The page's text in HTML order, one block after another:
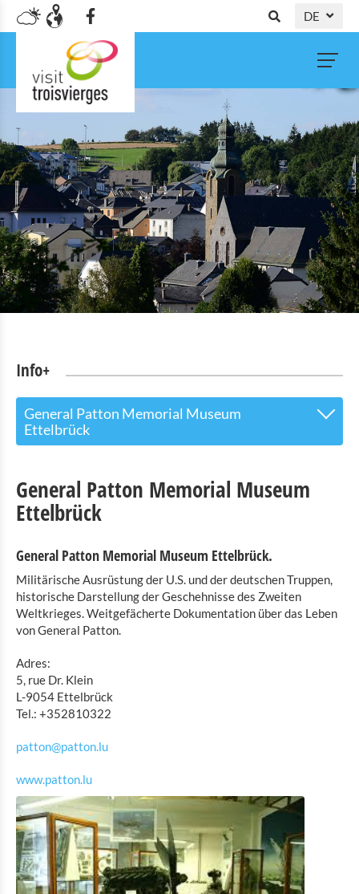
DE
FR
EN
Info+
General Patton Memorial Museum
Ettelbrück
Sehenswürdigkeiten
Kultur & Museen
Landmuseum Binsfeld
Robbesscheier - das lebendige Museum
Burgen Clervaux
The Family of Man
Spielzeugmuseum Clervaux
Museum der Ardennenschlacht Clervaux
Cornelyshaff – Die Kunst des Brauens
General Patton Memorial Museum Ettelbrück
Museum der Ardennenschlacht 1944-1945 Wiltz
Nationales Museum mit Mikrobrauerei und Gerberei
Wiltz
General Patton Memorial Museum
Ettelbrück
General Patton Memorial Museum Ettelbrück.
Militärische Ausrüstung der U.S. und der deutschen Truppen,
historische Darstellung der Geschehnisse des Zweiten
Weltkrieges. Weitgefächerte Dokumentation über das Leben
von General Patton.
Adres:
5, rue Dr. Klein
L-9054 Ettelbrück
Tel.: +352810322
patton@patton.lu
www.patton.lu